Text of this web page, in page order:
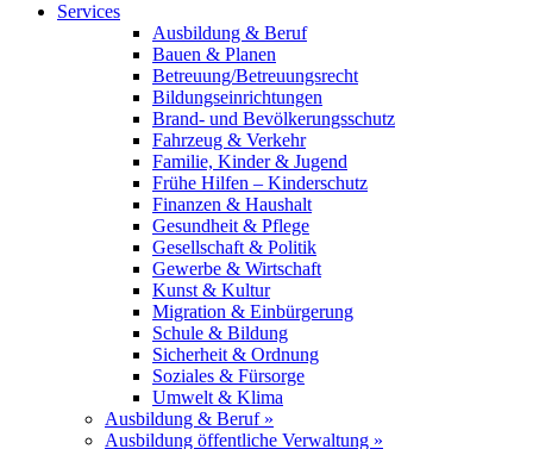
Services
Ausbildung & Beruf
Bauen & Planen
Betreuung/Betreuungsrecht
Bildungseinrichtungen
Brand- und Bevölkerungsschutz
Fahrzeug & Verkehr
Familie, Kinder & Jugend
Frühe Hilfen – Kinderschutz
Finanzen & Haushalt
Gesundheit & Pflege
Gesellschaft & Politik
Gewerbe & Wirtschaft
Kunst & Kultur
Migration & Einbürgerung
Schule & Bildung
Sicherheit & Ordnung
Soziales & Fürsorge
Umwelt & Klima
Ausbildung & Beruf »
Ausbildung öffentliche Verwaltung »